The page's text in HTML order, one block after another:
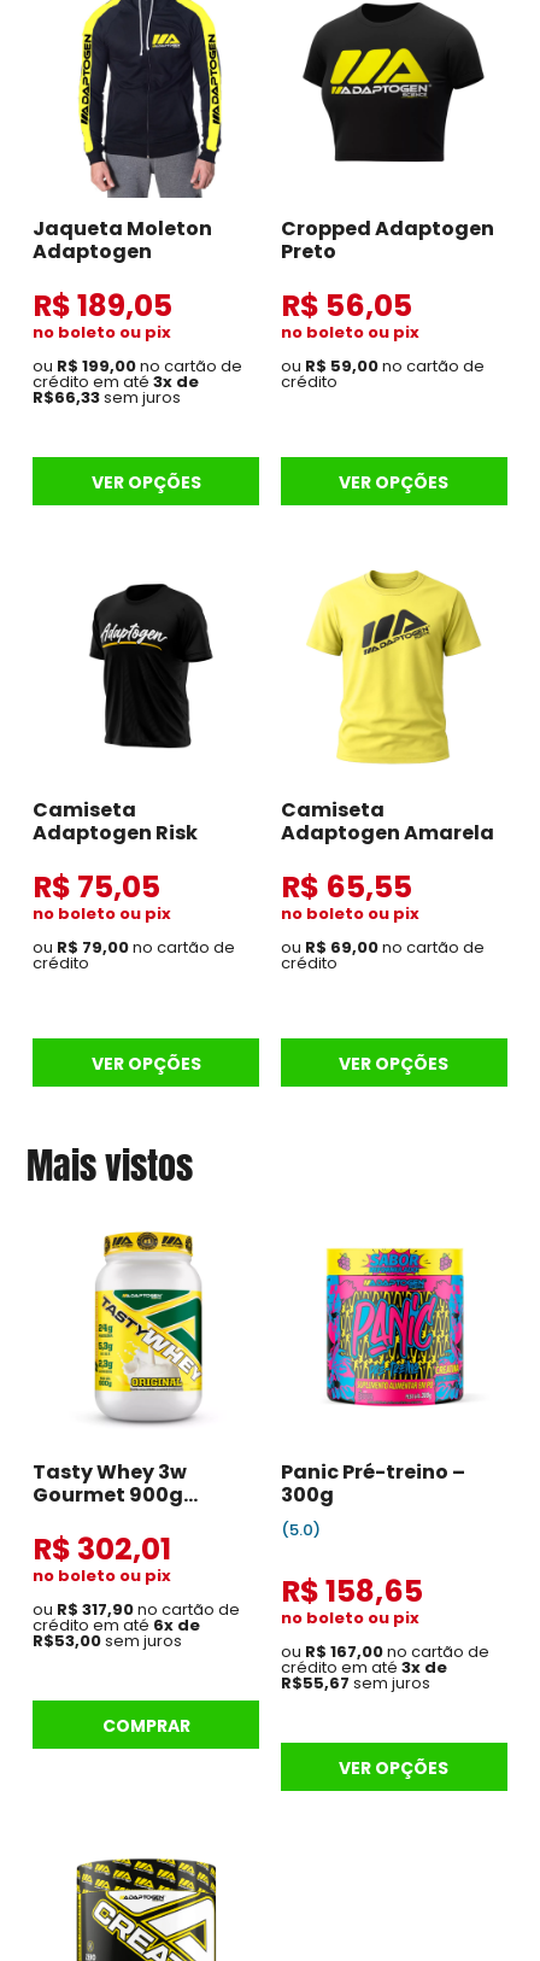
Jaqueta Moleton
Adaptogen
R$ 189,05
no boleto ou pix
ou R$ 199,00no cartão de
crédito em até3x de
R$66,33sem juros
VER OPÇÕES
Cropped Adaptogen
Preto
R$ 56,05
no boleto ou pix
ou R$ 59,00no cartão de
crédito
VER OPÇÕES
Camiseta
Adaptogen Risk
R$ 75,05
no boleto ou pix
ou R$ 79,00no cartão de
crédito
VER OPÇÕES
Camiseta
Adaptogen Amarela
R$ 65,55
no boleto ou pix
ou R$ 69,00no cartão de
crédito
VER OPÇÕES
Mais vistos
Tasty Whey 3w
Gourmet 900g
R$ 302,01
no boleto ou pix
ou R$ 317,90no cartão de
crédito em até 6x de
R$53,00sem juros
COMPRAR
Panic Pré-treino –
300g
(5.0)
R$ 158,65
no boleto ou pix
ou R$ 167,00no cartão de
crédito em até3x de
R$55,67 sem juros
VER OPÇÕES